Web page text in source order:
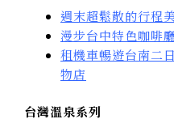
週末超鬆散的行程
漫步台中特色咖啡
租機車暢遊台南二
物店
台灣溫泉系列